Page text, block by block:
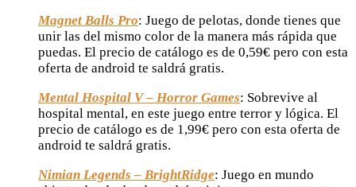
Magnet Balls Pro: Juego de pelotas, donde tienes que
unir las del mismo color de la manera más rápida que
puedas. El precio de catálogo es de 0,59€ pero con esta
oferta de android te saldrá gratis.
Mental Hospital V – Horror Games: Sobrevive al
hospital mental, en este juego entre terror y lógica. El
precio de catálogo es de 1,99€ pero con esta oferta de
android te saldrá gratis.
Nimian Legends – BrightRidge: Juego en mundo